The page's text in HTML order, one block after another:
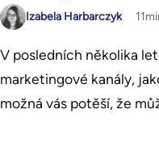
Izabela Harbarczyk 11
V posledních několika
marketingové kanály,
možná vás potěší, že